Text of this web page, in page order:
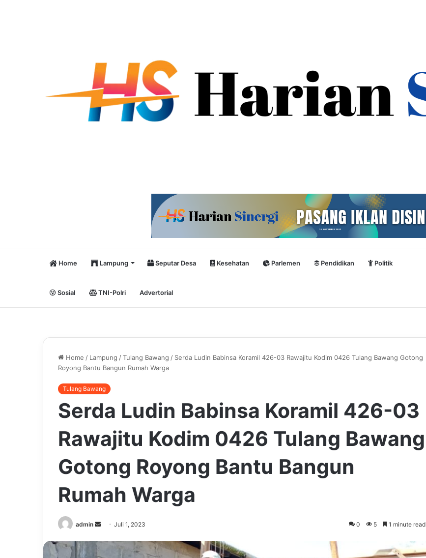
Home Lampung Seputar Desa Kesehatan Parlemen Pendidikan Politik
Sosial TNI-Polri Advertorial
Home / Lampung /Tulang Bawang / Serda Ludin Babinsa Koramil 426-03 Rawajitu Kodim 0426 Tulang Bawang Gotong
Royong Bantu Bangun Rumah Warga
Tulang Bawang
Serda Ludin Babinsa Koramil 426-03
Rawajitu Kodim 0426 Tulang Bawang
Gotong Royong Bantu Bangun
Rumah Warga
admin
SendJuli 1, 2023 0 5 1 minute read